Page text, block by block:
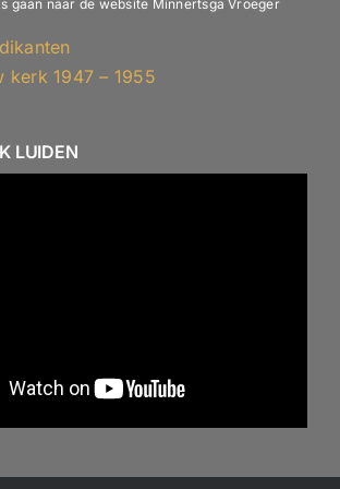
gaan naar de website Minnertsga Vroeger
kerk 1947 – 1955
LUIDEN